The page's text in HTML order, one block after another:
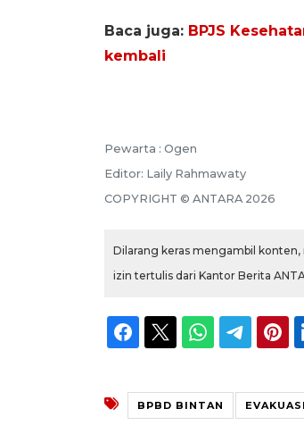
Baca juga: BPJS
kembali
Pewarta : Ogen
Editor: Laily Rahmawaty
COPYRIGHT © ANTARA 2026
Dilarang keras mengambil
izin tertulis dari Kantor Berita
BPBD BINTAN